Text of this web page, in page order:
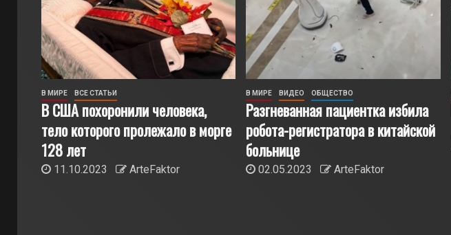
В МИРЕ ВСЕ СТАТЬИ
В США похоронили человека,
тело которого пролежало в морге
128 лет
11.10.2023 ArteFaktor
В МИРЕ ВИДЕО ОБЩЕСТВО
Разгневанная пациентка избила
робота-регистратора в китайской
больнице
02.05.2023 ArteFaktor